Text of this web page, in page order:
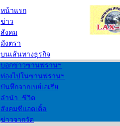
หน้าแรก
ข่าว
สังคม
มังตรา
บนเส้นทางธุรกิจ
บอกข่าวซานฟรานฯ
ท่องไปในซานฟรานฯ
บันทึกจากเบย์เอเรีย
ลำนำ..ชีวิต
สังคมซีแอตเติ้ล
ข่าวจากวัด